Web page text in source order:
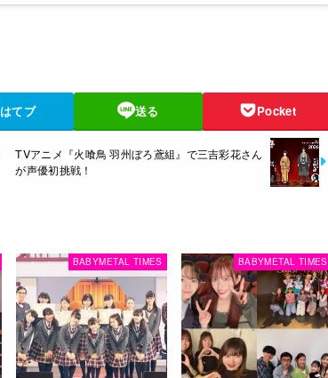
はてブ 送る Pocket
TVアニメ『火喰鳥 羽州ぼろ鳶組』で三吉彩花さん
が声優初挑戦！
BABYMETAL TIMES BABYMETAL TIMES